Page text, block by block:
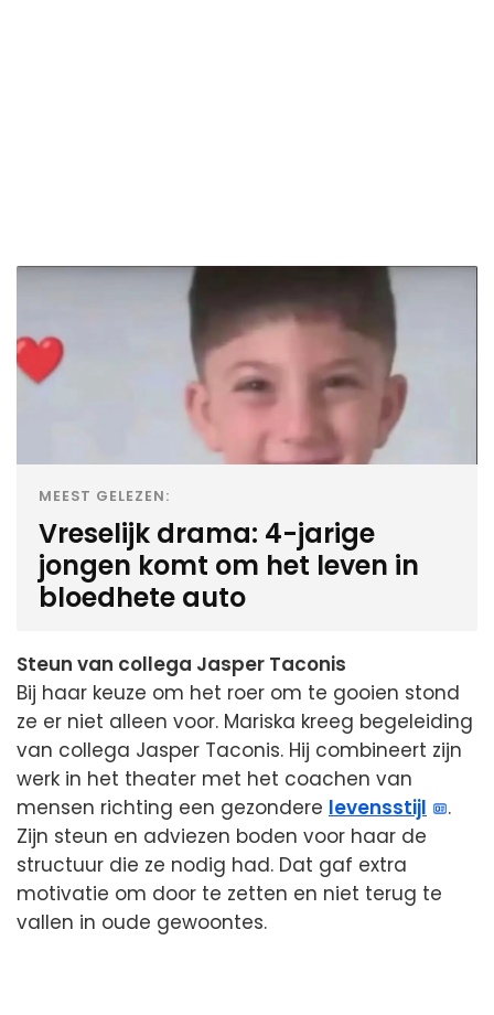
MEEST GELEZEN:
Vreselijk drama: 4-jarige
jongen komt om het leven in
bloedhete auto
Steun van collega Jasper Taconis
Bij haar keuze om het roer om te gooien stond
ze er niet alleen voor. Mariska kreeg begeleiding
van collega Jasper Taconis. Hij combineert zijn
werk in het theater met het coachen van
mensen richting een gezondere levensstijl
.
Zijn steun en adviezen boden voor haar de
structuur die ze nodig had. Dat gaf extra
motivatie om door te zetten en niet terug te
vallen in oude gewoontes.